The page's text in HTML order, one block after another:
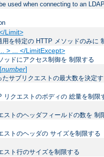
used when connecting to an
Limit>
を特定の HTTP メソッドのみに
> ... </LimitExcept>
ッドにアクセス制御を 制限する
number]
サブリクエストの最大数を決定
リクエストのボディの 総量を制限
ストのヘッダフィールドの数を 制
ストのヘッダの サイズを制限する
スト行のサイズを制限する